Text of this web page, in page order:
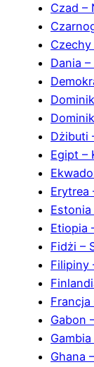
Czad –
Czechy
Dania
Dżibuti
Egipt –
Erytrea
Estonia
Etiopia
Fidżi –
Filipiny
Francja
Gabon
Ghana